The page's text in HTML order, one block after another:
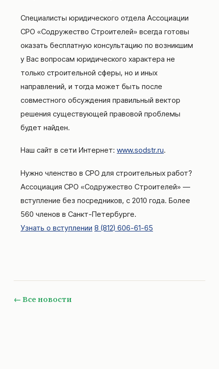
Специалисты юридического отдела Ассоциации
СРО «Содружество Строителей» всегда готовы
оказать бесплатную консультацию по возникшим
у Вас вопросам юридического характера не
только строительной сферы, но и иных
направлений, и тогда может быть после
совместного обсуждения правильный вектор
решения существующей правовой проблемы
будет найден.
Наш сайт в сети Интернет: www.sodstr.ru.
Нужно членство в СРО для строительных работ?
Ассоциация СРО «Содружество Строителей» —
вступление без посредников, с 2010 года. Более
560 членов в Санкт-Петербурге.
Узнать о вступлении 8 (812) 606-61-65
← Все новости